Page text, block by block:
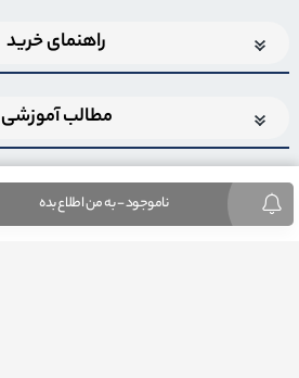
ناموجود - به من اطلاع بده
راهنمای خرید
مطالب آموزشی